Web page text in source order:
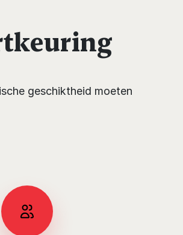
geschiktheid moeten